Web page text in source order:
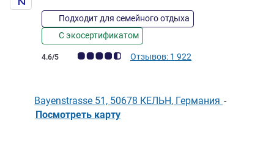
Подходит для семейного отдыха
С экосертификатом
Примечание: отзывы клиентов (Рейтинг ALL)
4.6/5 Отзывов: 1 922
Bayenstrasse 51, 50678 КЕЛЬН, Германия -
Посмотреть карту